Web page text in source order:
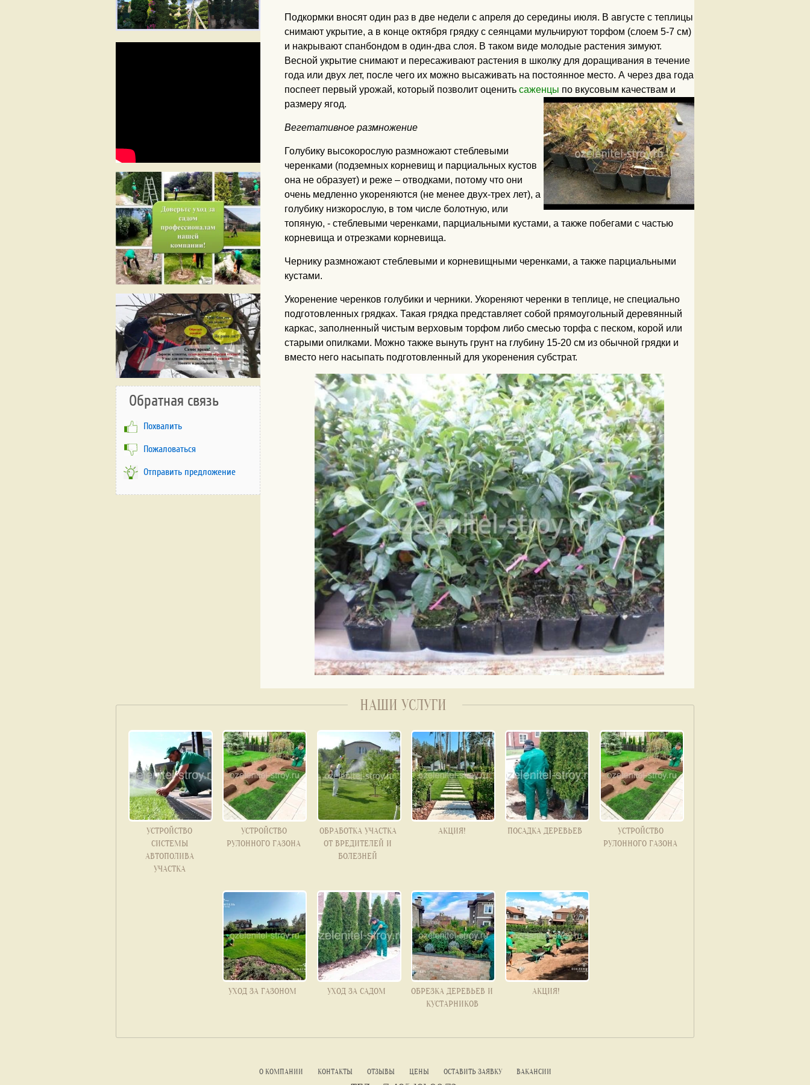
Обратная связь
Похвалить
Пожаловаться
Отправить предложение
Подкормки вносят один раз в две недели с апреля до середины июля. В августе с теплицы
снимают укрытие, а в конце октября грядку с сеянцами мульчируют торфом (слоем 5-7 см)
и накрывают спанбондом в один-два слоя. В таком виде молодые растения зимуют.
Весной укрытие снимают и пересаживают растения в школку для доращивания в течение
года или двух лет, после чего их можно высаживать на постоянное место. А через два года
поспеет первый урожай, который позволит оценить саженцы по вкусовым качествам и
размеру ягод.
Вегетативное размножение
Голубику высокорослую размножают стеблевыми
черенками (подземных корневищ и парциальных кустов
она не образует) и реже – отводками, потому что они
очень медленно укореняются (не менее двух-трех лет), а
голубику низкорослую, в том числе болотную, или
топяную, - стеблевыми черенками, парциальными кустами, а также побегами с частью
корневища и отрезками корневища.
Чернику размножают стеблевыми и корневищными черенками, а также парциальными
кустами.
Укоренение черенков голубики и черники. Укореняют черенки в теплице, не специально
подготовленных грядках. Такая грядка представляет собой прямоугольный деревянный
каркас, заполненный чистым верховым торфом либо смесью торфа с песком, корой или
старыми опилками. Можно также вынуть грунт на глубину 15-20 см из обычной грядки и
вместо него насыпать подготовленный для укоренения субстрат.
НАШИ УСЛУГИ
УСТРОЙСТВО
СИСТЕМЫ
АВТОПОЛИВА
УЧАСТКА
УСТРОЙСТВО
РУЛОННОГО ГАЗОНА
ОБРАБОТКА УЧАСТКА
ОТ ВРЕДИТЕЛЕЙ И
БОЛЕЗНЕЙ
АКЦИЯ! ПОСАДКА ДЕРЕВЬЕВ
УСТРОЙСТВО
РУЛОННОГО ГАЗОНА
УХОД ЗА ГАЗОНОМ УХОД ЗА САДОМ
ОБРЕЗКА ДЕРЕВЬЕВ И
КУСТАРНИКОВ
АКЦИЯ!
О КОМПАНИИ КОНТАКТЫ ОТЗЫВЫ ЦЕНЫ ОСТАВИТЬ ЗАЯВКУ ВАКАНСИИ